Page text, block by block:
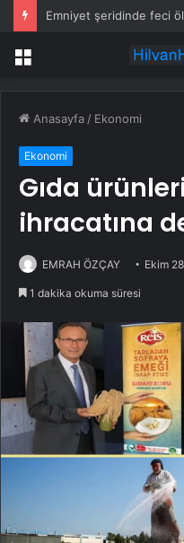
Menü
Anasayfa / Ekonomi
Ekonomi
Gıda
ihracatına
EMRAH ÖZÇAY Ekim
1 dakika okuma süresi